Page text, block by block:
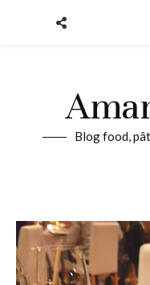
Blog food,